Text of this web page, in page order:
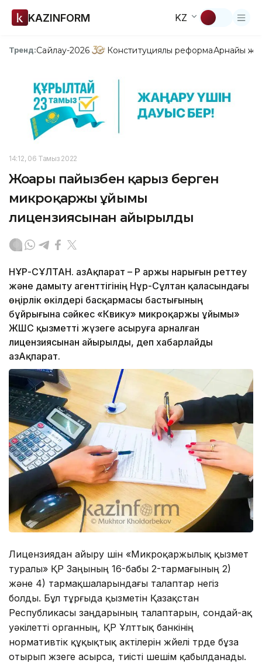
KAZINFORM KZ
Тренд:Сайлау-2026 Конституциялық реформаАрнайы
14:12, 06 Тамыз 2022
Жоғары пайызбен қарыз берген
микроқаржы ұйымы
лицензиясынан айырылды
НҰР-СҰЛТАН. ҚазАқпарат – ҚР Қаржы нарығын реттеу
және дамыту агенттігінің Нұр-Сұлтан қаласындағы
өңірлік өкілдері басқармасы бастығының
бұйрығына сәйкес «Квику» микроқаржы ұйымы»
ЖШС қызметті жүзеге асыруға арналған
лицензиясынан айырылды, деп хабарлайды
ҚазАқпарат.
Лицензиядан айыру үшін «Микроқаржылық қызмет
туралы» ҚР Заңының 16-бабы 2-тармағының 2)
және 4) тармақшаларындағы талаптар негіз
болды. Бұл тұрғыда қызметін Қазақстан
Республикасы заңдарының талаптарын, сондай-ақ
уәкілетті органның, ҚР Ұлттық банкінің
нормативтік құқықтық актілерін жүйелі түрде бұза
отырып жүзеге асырса, тиісті шешім қабылданады.